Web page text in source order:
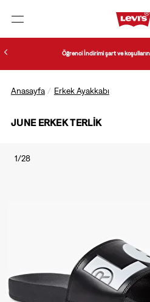
Öğrenci İndirimi şart ve
Anasayfa Erkek Ayakkabı
JUNE ERKEK TERLIK
1/28